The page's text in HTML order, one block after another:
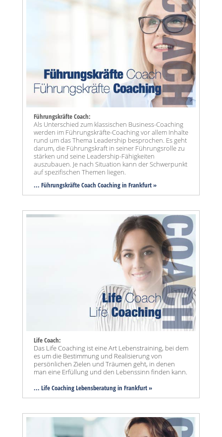
Führungskräfte Coach:
Als Unterschied zum klassischen Business-Coaching
werden im Führungskräfte-Coaching vor allem Inhalte
rund um das Thema Leadership besprochen. Es geht
darum, die Führungskraft in seiner Führungsrolle zu
stärken und seine Leadership-Fähigkeiten
auszubauen. Je nach Situation kann der Schwerpunkt
auf spezifischen Themen liegen.
... Führungskräfte Coach Coaching in Frankfurt »
Life Coach:
Das Life Coaching ist eine Art Lebenstraining, bei dem
es um die Bestimmung und Realisierung von
persönlichen Zielen und Träumen geht, in denen
man eine Erfüllung und den Lebenssinn finden kann.
... Life Coaching Lebensberatung in Frankfurt »